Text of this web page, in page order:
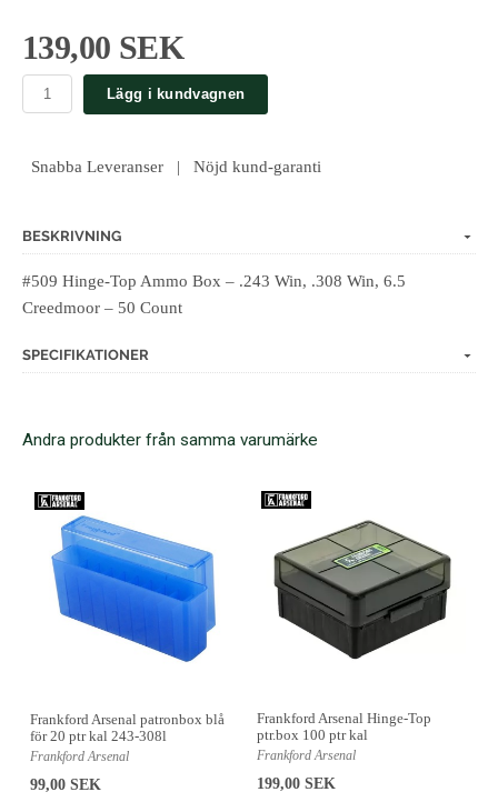
139,00 SEK
Lägg i kundvagnen
Snabba Leveranser | Nöjd kund-garanti
BESKRIVNING
#509 Hinge-Top Ammo Box – .243 Win, .308 Win, 6.5
Creedmoor – 50 Count
SPECIFIKATIONER
Andra produkter från samma varumärke
Frankford Arsenal patronbox blå
för 20 ptr kal 243-308l
Frankford Arsenal
99,00 SEK
Frankford Arsenal Hinge-Top
ptr.box 100 ptr kal
Frankford Arsenal
199,00 SEK